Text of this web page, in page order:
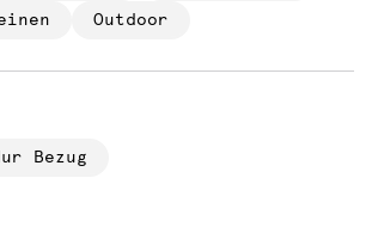
Outdoor
Bezug